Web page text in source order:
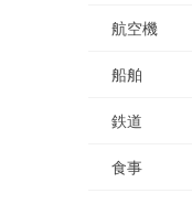
航空機
船舶
鉄道
食事